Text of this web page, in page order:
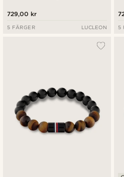
729,00 kr
5 FÄRGER LUCLEON 5